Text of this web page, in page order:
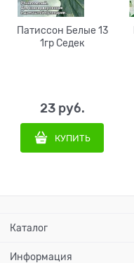
Патиссон Белые 13
1гр Седек
23 руб.
КУПИТЬ
Каталог
Информация